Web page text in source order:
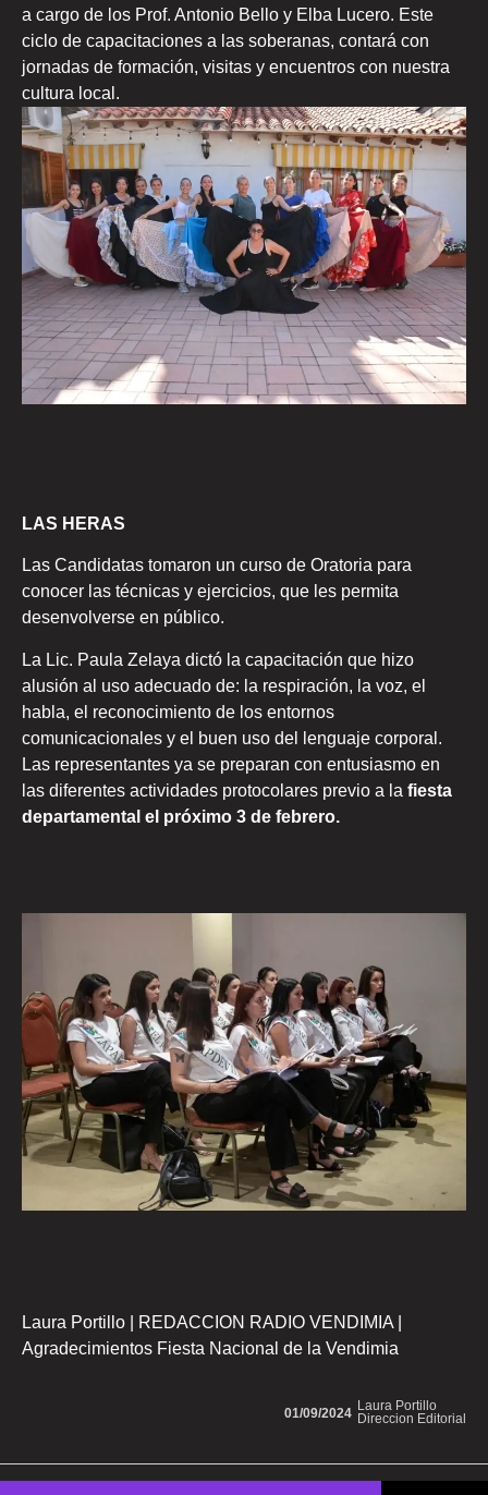
a cargo de los Prof. Antonio Bello y Elba Lucero. Este
ciclo de capacitaciones a las soberanas, contará con
jornadas de formación, visitas y encuentros con nuestra
cultura local.
LAS HERAS
Las Candidatas tomaron un curso de Oratoria para
conocer las técnicas y ejercicios, que les permita
desenvolverse en público.
La Lic. Paula Zelaya dictó la capacitación que hizo
alusión al uso adecuado de: la respiración, la voz, el
habla, el reconocimiento de los entornos
comunicacionales y el buen uso del lenguaje corporal.
Las representantes ya se preparan con entusiasmo en
las diferentes actividades protocolares previo a la fiesta
departamental el próximo 3 de febrero.
Laura Portillo | REDACCION RADIO VENDIMIA |
Agradecimientos Fiesta Nacional de la Vendimia
Laura Portillo
Direccion Editorial
01/09/2024